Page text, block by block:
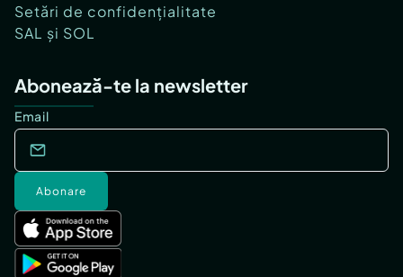
Setări de confidențialitate
SAL și SOL
Abonează-te la newsletter
Email
Abonare